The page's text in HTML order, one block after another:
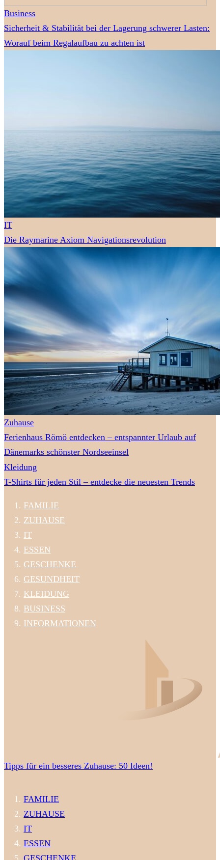
Business
Sicherheit & Stabilität bei der Lagerung schwerer Lasten:
Worauf beim Regalaufbau zu achten ist
IT
Die Raymarine Axiom Navigationsrevolution
Zuhause
Ferienhaus Römö entdecken – entspannter Urlaub auf
Dänemarks schönster Nordseeinsel
Kleidung
T-Shirts für jeden Stil – entdecke die neuesten Trends
FAMILIE
ZUHAUSE
IT
ESSEN
GESCHENKE
GESUNDHEIT
KLEIDUNG
BUSINESS
INFORMATIONEN
Tipps für ein besseres Zuhause: 50 Ideen!
FAMILIE
ZUHAUSE
IT
ESSEN